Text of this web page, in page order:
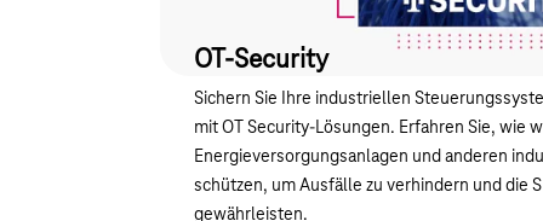
OT-Security
Sichern Sie Ihre industriellen
mit OT Security-Lösungen. Erfahren Sie, wie
Energieversorgungsanlagen und anderen
schützen, um Ausfälle zu verhindern und die
gewährleisten.